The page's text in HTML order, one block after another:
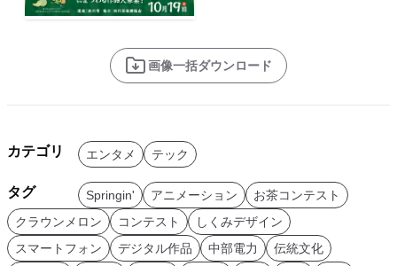
画像一括ダウンロード
カテゴリ エンタメ テック
タグ Springin' アニメーション
お茶コンテスト
クラウンメロン
コンテスト
しくみデザイン
スマートフォン
デジタル作品 中部電力
伝統文化